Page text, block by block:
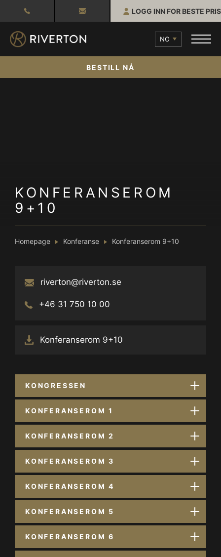
LOGG INN FOR BESTE PRIS
NO
BESTILL NÅ
KONFERANSEROM
9+10
Homepage Konferanse Konferanserom 9+10
riverton@riverton.se
+46 31 750 10 00
Konferanserom 9+10
KONGRESSEN
KONFERANSEROM 1
KONFERANSEROM 2
KONFERANSEROM 3
KONFERANSEROM 4
KONFERANSEROM 5
KONFERANSEROM 6